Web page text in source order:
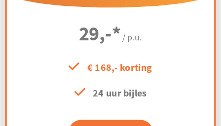
29,-* / p.u.
€ 168,- korting
24 uur bijles